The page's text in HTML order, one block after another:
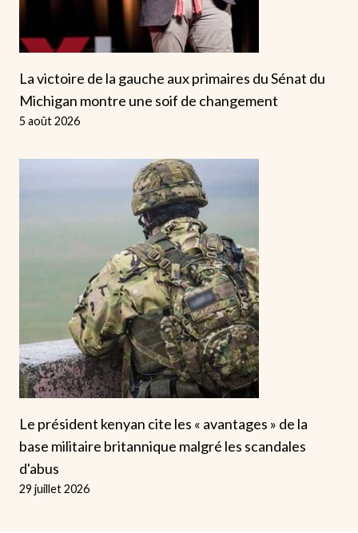
La victoire de la gauche aux primaires du Sénat du
Michigan montre une soif de changement
5 août 2026
Le président kenyan cite les « avantages » de la
base militaire britannique malgré les scandales
d'abus
29 juillet 2026